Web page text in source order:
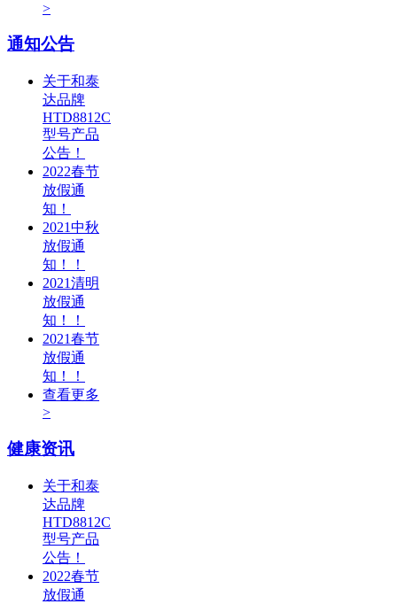
>
通知公告
关于和泰
达品牌
HTD8812C
型号产品
公告！
2022春节
放假通
知！
2021中秋
放假通
知！！
2021清明
放假通
知！！
2021春节
放假通
知！！
查看更多
>
健康资讯
关于和泰
达品牌
HTD8812C
型号产品
公告！
2022春节
放假通